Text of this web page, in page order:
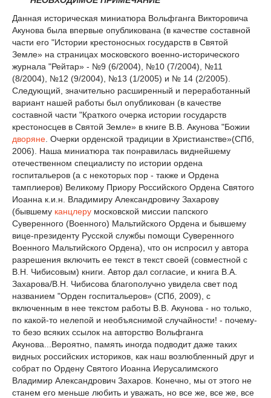
Данная историческая миниатюра Вольфганга Викторовича
Акунова была впервые опубликована (в качестве составной
части его "Истории крестоносных государств в Святой
Земле» на страницах московского военно-исторического
журнала "Рейтар» - №9 (6/2004), №10 (7/2004), №11
(8/2004), №12 (9/2004), №13 (1/2005) и № 14 (2/2005).
Следующий, значительно расширенный и переработанный
вариант нашей работы был опубликован (в качестве
составной части "Краткого очерка истории государств
крестоносцев в Святой Земле» в книге В.В. Акунова "Божии
дворяне . Очерки орденской традиции в Христианстве»(СПб,
2006). Наша миниатюра так понравилась виднейшему
отечественном специалисту по истории ордена
госпитальеров (а с некоторых пор - также и Ордена
тамплиеров) Великому Приору Российского Ордена Святого
Иоанна к.и.н. Владимиру Александровичу Захарову
(бывшему канцлеру московской миссии папского
Суверенного (Военного) Мальтийского Ордена и бывшему
вице-президенту Русской службы помощи Суверенного
Военного Мальтийского Ордена), что он испросил у автора
разрешения включить ее текст в текст своей (совместной с
В.Н. Чибисовым) книги. Автор дал согласие, и книга В.А.
Захарова/В.Н. Чибисова благополучно увидела свет под
названием "Орден госпитальеров» (СПб, 2009), с
включенным в нее текстом работы В.В. Акунова - но только,
по какой-то нелепой и необъяснимой случайности! - почему-
то безо всяких ссылок на авторство Вольфганга
Акунова...Вероятно, память иногда подводит даже таких
видных российских историков, как наш возлюбленный друг и
собрат по Ордену Святого Иоанна Иерусалимского
Владимир Александрович Захаров. Конечно, мы от этого не
станем его меньше любить и уважать, но все же, все же, все